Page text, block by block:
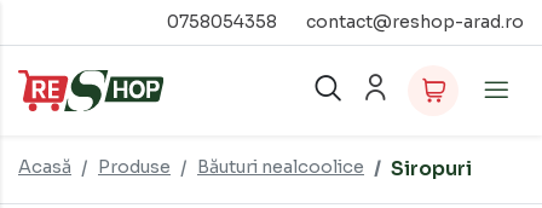
0758054358 contact@reshop-arad.ro
Acasă Produse Băuturi nealcoolice Siropuri